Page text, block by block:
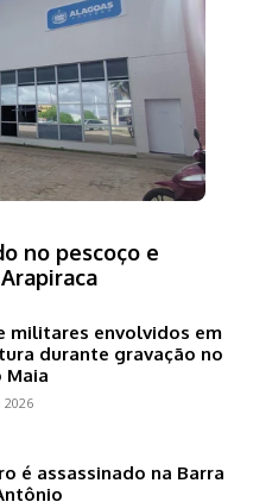
no pescoço e
militares envolvidos em
durante gravação no
Maia
é assassinado na Barra